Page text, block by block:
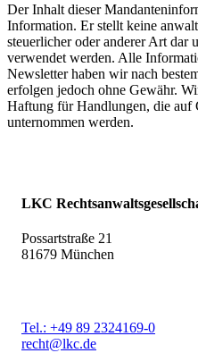
Der Inhalt dieser
Information. Er stellt keine
steuerlicher oder anderer Art dar
verwendet werden. Alle
Newsletter haben wir nach
erfolgen jedoch ohne Gewähr.
Haftung für Handlungen, die auf
unternommen werden.
LKC
Possartstraße 21
81679 München
Tel.: +49 89 2324169-0
recht@lkc.de